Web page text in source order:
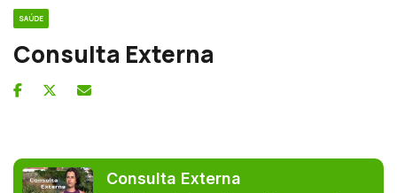
SAÚDE
Consulta Externa
Consulta Externa